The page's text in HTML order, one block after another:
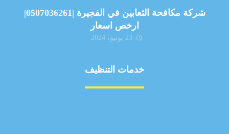
شركة مكافحة الثعابين في الفجيرة |0507036261|
ارخص اسعار
23 يونيو، 2024
خدمات التنظيف